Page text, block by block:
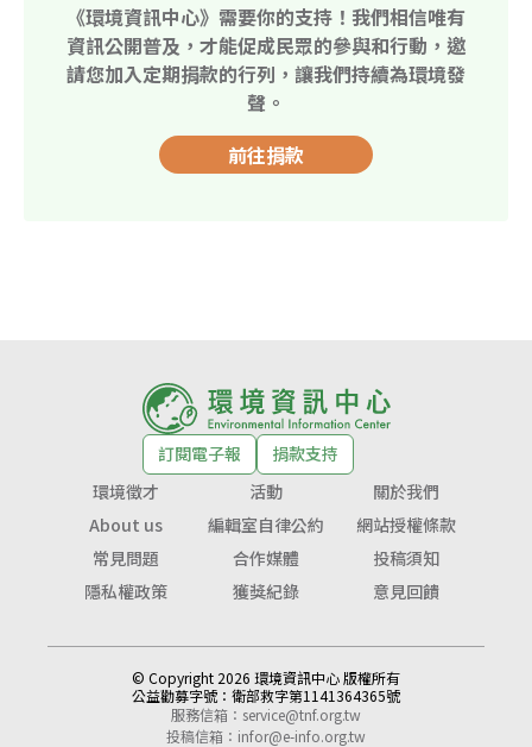
《環境資訊中心》需要你的支持！我們相信唯有
資訊公開普及，才能促成民眾的參與和行動，邀
請您加入定期捐款的行列，讓我們持續為環境發
聲。
前往捐款
訂閱電子報
捐款支持
環境徵才
活動
關於我們
About us
編輯室自律公約
網站授權條款
常見問題
合作媒體
投稿須知
隱私權政策
獲獎紀錄 意見回饋
© Copyright 2026 環境資訊中心 版權所有
公益勸募字號： 衛部救字第1141364365號
服務信箱： service@tnf.org.tw
投稿信箱： infor@e-info.org.tw